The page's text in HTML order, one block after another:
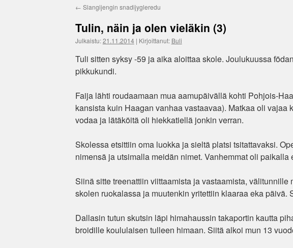
← Slangijengin snadijygleredu
Tulin, näin ja olen vieläkin (3)
Julkaistu:21.11.2014| Kirjoittanut: Buli
Tuli sitten syksy -59 ja aika aloittaa skole. Joulukuussa
pikkukundi.
Faija lähti roudaamaan mua aamupäivällä kohti Pohjois-
kansista kuin Haagan vanhaa vastaavaa). Matkaa oli
vodaa ja lätäköitä oli hiekkatiellä jonkin verran.
Skolessa etsittiin oma luokka ja sieltä platsi tsitattavaksi.
nimensä ja utsimalla meidän nimet. Vanhemmat oli
Siinä sitte treenattiin viittaamista ja vastaamista,
skolen ruokalassa ja muutenkin yritettiin klaaraa eka
Dallasin tutun skutsin läpi himahaussin takaportin kautta
broidille koululaisen tulleen himaan. Siitä alkoi mun 13